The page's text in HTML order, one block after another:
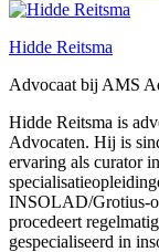
Hidde Reitsma
Advocaat bij AMS
Hidde Reitsma is
Advocaten. Hij is
ervaring als curator
INSOLAD/Grotius-
procedeert
gespecialiseerd in